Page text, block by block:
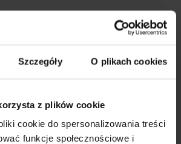
Szczegóły O plikach cookies
z plików cookie
cookie do spersonalizowania treści
funkcje społecznościowe i
wykonanie zapewnia trwałość i
ceny do jakości.
o płaskim szlifie, wykonany ze